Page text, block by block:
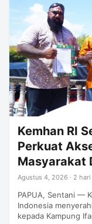
Personel
Evakuasi
Terperosok ke
Agustus 6, 2026
Kemhan RI
Perkuat
Masyarakat
Agustus 4, 2026 · 2
PAPUA, Sentani —
Indonesia
kepada Kampung